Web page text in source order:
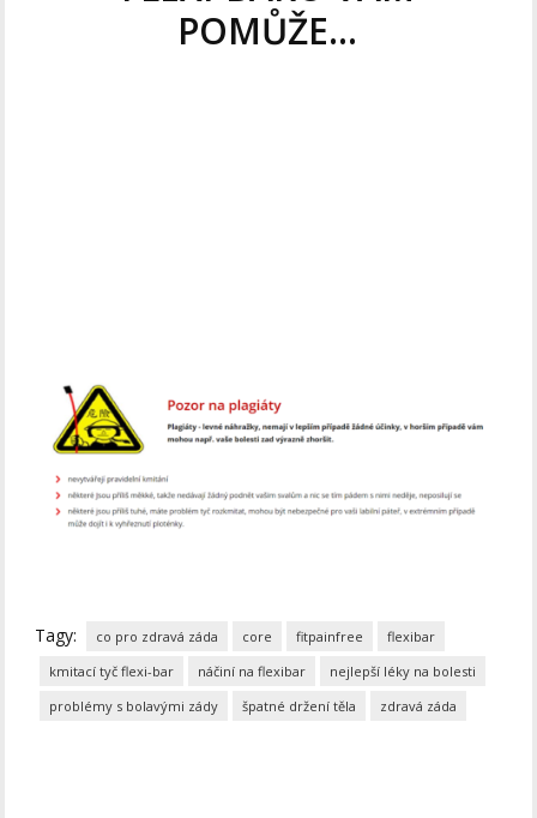
POMŮŽE...
Tagy: co pro zdravá záda core fitpainfree
flexibar
kmitací tyč flexi-bar
náčiní na flexibar
nejlepší léky na bolesti
problémy s bolavými zády
špatné držení těla zdravá záda